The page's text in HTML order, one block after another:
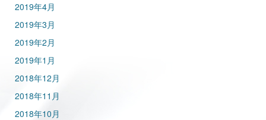
2019年4月
2019年3月
2019年2月
2019年1月
2018年12月
2018年11月
2018年10月